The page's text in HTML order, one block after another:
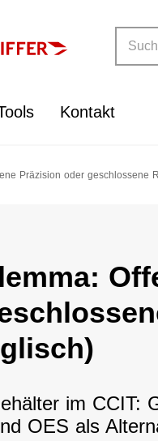
Kontakt
Präzision oder geschlossene
im CCIT:
OES als